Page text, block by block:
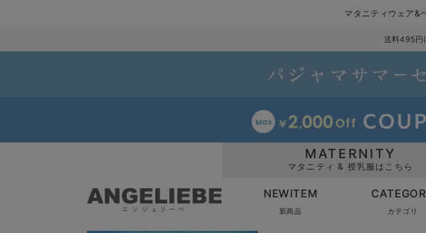
マタニティウェア&
送料495円
MATERNITY
マタニティ & 授乳服はこちら
NEWITEM
新商品 カテゴリ